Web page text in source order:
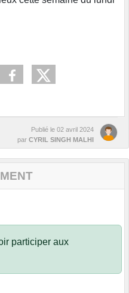
Publié le 02 avril 2024
par CYRIL SINGH MALHI
participer aux